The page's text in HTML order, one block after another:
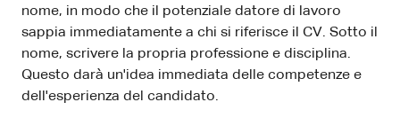
nome, in modo che il potenziale datore di lavoro
sappia immediatamente a chi si riferisce il CV. Sotto il
nome, scrivere la propria professione e disciplina.
Questo darà un'idea immediata delle competenze e
dell'esperienza del candidato.